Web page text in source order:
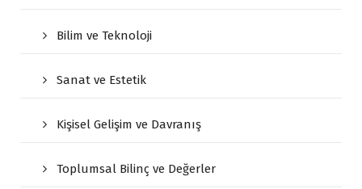
Bilim ve Teknoloji
Sanat ve Estetik
Kişisel Gelişim ve Davranış
Toplumsal Bilinç ve Değerler